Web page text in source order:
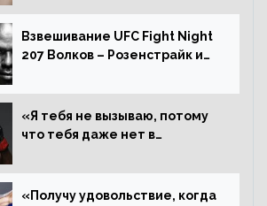
Алджамейн определенно
выиграл»
Взвешивание UFC Fight Night
207 Волков – Розенстрайк и
«Я тебя не вызываю, потому
что тебя даже нет в
пауза», сообщает Стерлинг
ответил Сехудо
«Получу удовольствие, когда